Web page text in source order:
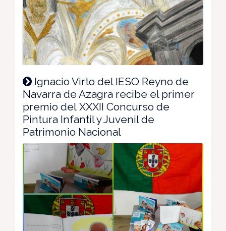
Ignacio Virto del IESO Reyno de
Navarra de Azagra recibe el primer
premio del XXXII Concurso de
Pintura Infantil y Juvenil de
Patrimonio Nacional